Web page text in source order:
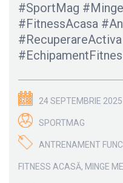
#SportMag
#FitnessAcasa
24 SEPTEMBRIE 2025
SPORTMAG
ANTRENAMENT
FITNESS ACASĂ, MINGE